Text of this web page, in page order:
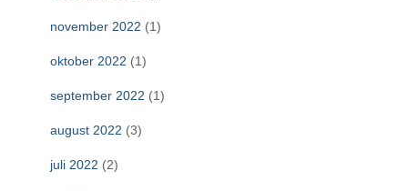
november 2022 (1)
oktober 2022 (1)
september 2022 (1)
august 2022 (3)
juli 2022 (2)